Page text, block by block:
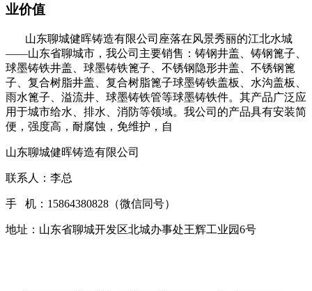
业价值
山东聊城健晖铸造有限公司座落在风景秀丽的江北水城
——山东省聊城市，我公司主要销售：铸钢井盖、铸钢篦子、
球墨铸铁井盖、球墨铸铁篦子、不锈钢隐形井盖、不锈钢篦
子、复合树脂井盖、复合树脂篦子球墨铸铁盖板、水沟盖板、
雨水篦子、溢流井、球墨铸铁管等球墨铸铁件。其产品广泛应
用于城市给水、排水、消防等领域。我公司的产品具有安装简
便，强度高，耐腐蚀，免维护，自
山东聊城健晖铸造有限公司
联系人：李总
手 机：15864380828（微信同号）
地址：山东省聊城开发区北城办事处王辉工业园6号